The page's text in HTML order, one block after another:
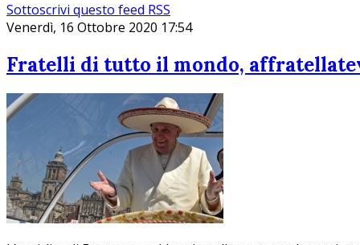
Sottoscrivi questo feed RSS
Venerdì, 16 Ottobre 2020 17:54
Fratelli di tutto il mondo,